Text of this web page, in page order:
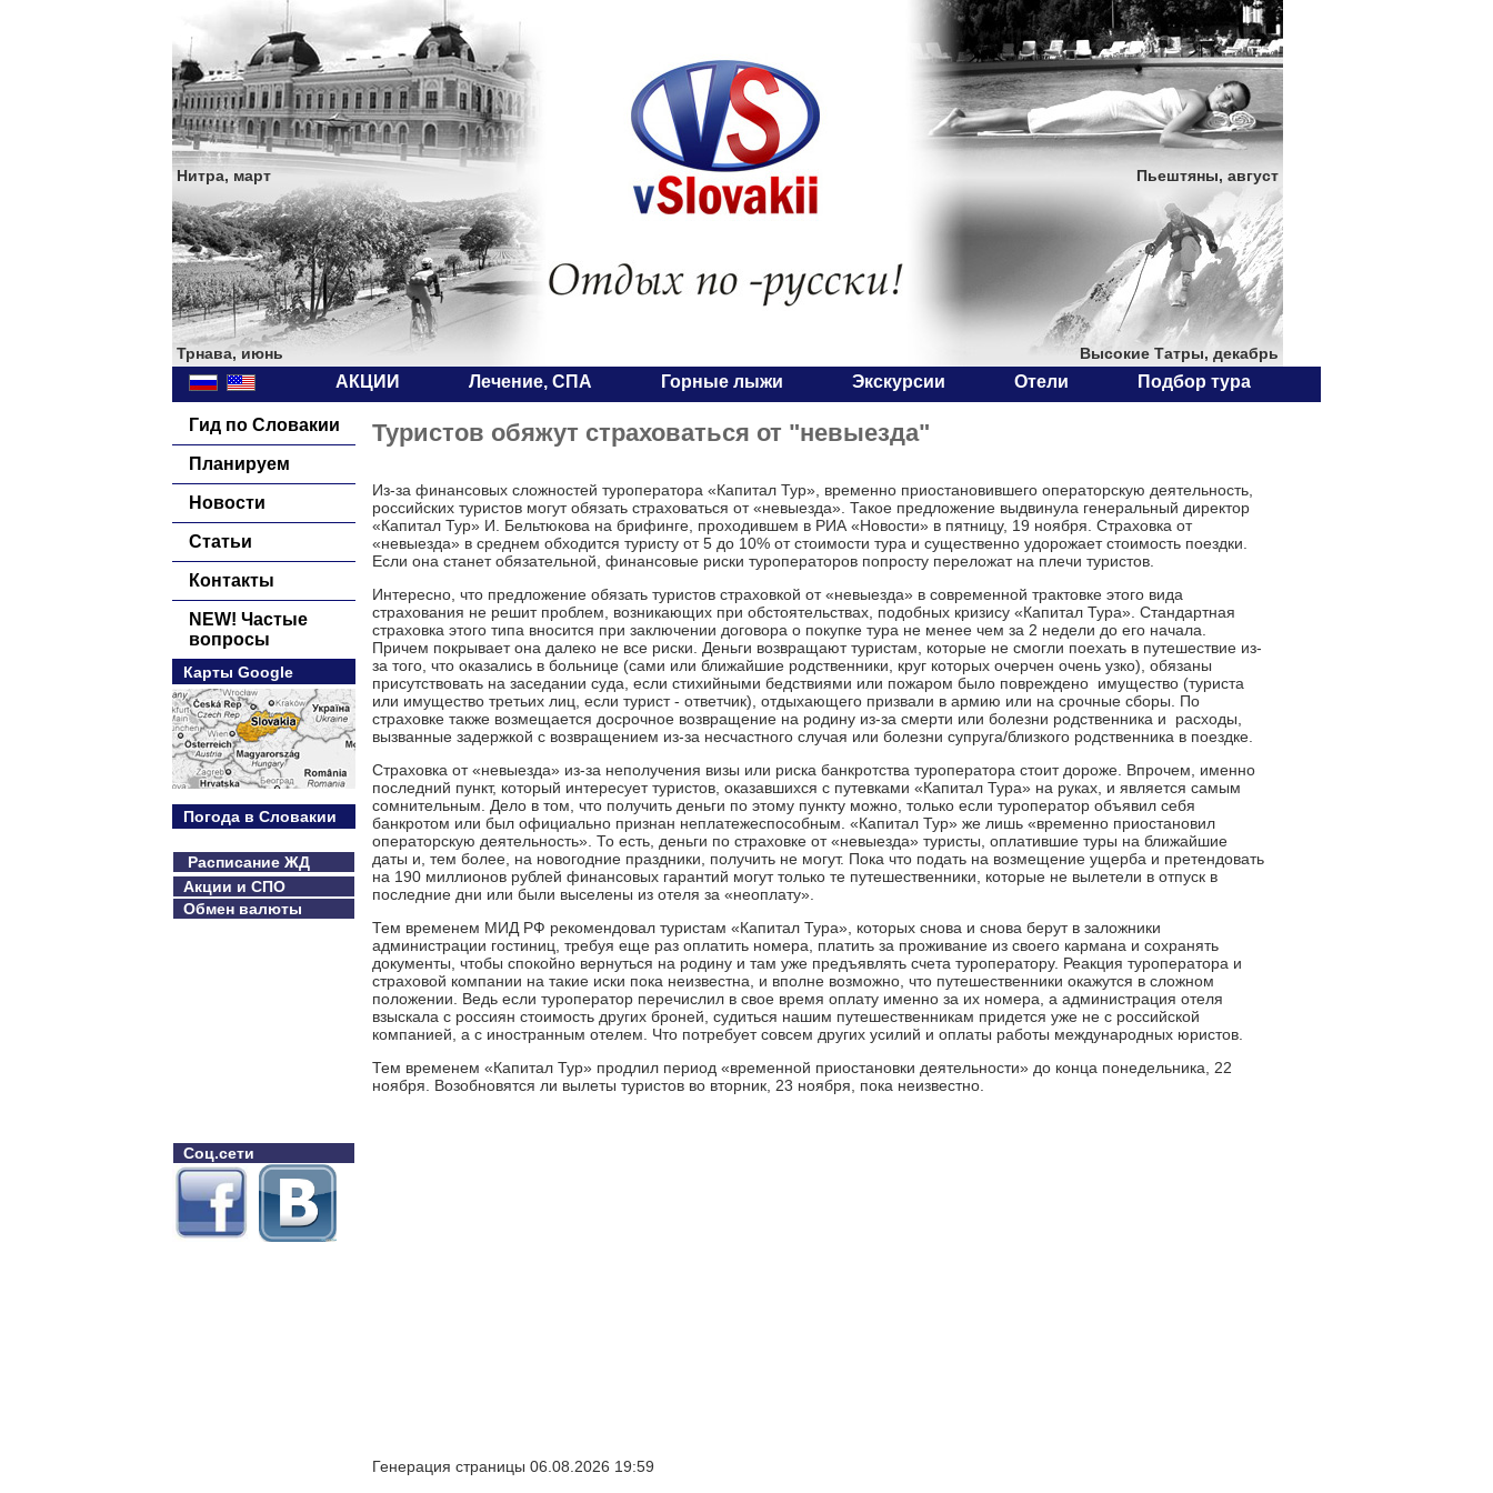
Нитра, март
Трнава, июнь
Пьештяны, август
Высокие Татры, декабрь
АКЦИИ Лечение, СПА Горные лыжи Экскурсии Отели Подбор тура
Гид по Словакии
Планируем
Новости
Статьи
Контакты
NEW! Частые
вопросы
Карты Google
Погода в Словакии
Расписание ЖД
Акции и СПО
Обмен валюты
Соц.сети
Туристов обяжут страховаться от "невыезда"
Из-за финансовых сложностей туроператора «Капитал Тур», временно приостановившего операторскую деятельность,
российских туристов могут обязать страховаться от «невыезда». Такое предложение выдвинула генеральный директор
«Капитал Тур» И. Бельтюкова на брифинге, проходившем в РИА «Новости» в пятницу, 19 ноября. Страховка от
«невыезда» в среднем обходится туристу от 5 до 10% от стоимости тура и существенно удорожает стоимость поездки.
Если она станет обязательной, финансовые риски туроператоров попросту переложат на плечи туристов.
Интересно, что предложение обязать туристов страховкой от «невыезда» в современной трактовке этого вида
страхования не решит проблем, возникающих при обстоятельствах, подобных кризису «Капитал Тура». Стандартная
страховка этого типа вносится при заключении договора о покупке тура не менее чем за 2 недели до его начала.
Причем покрывает она далеко не все риски. Деньги возвращают туристам, которые не смогли поехать в путешествие из-
за того, что оказались в больнице (сами или ближайшие родственники, круг которых очерчен очень узко), обязаны
присутствовать на заседании суда, если стихийными бедствиями или пожаром было повреждено имущество (туриста
или имущество третьих лиц, если турист - ответчик), отдыхающего призвали в армию или на срочные сборы. По
страховке также возмещается досрочное возвращение на родину из-за смерти или болезни родственника и расходы,
вызванные задержкой с возвращением из-за несчастного случая или болезни супруга/близкого родственника в поездке.
Страховка от «невыезда» из-за неполучения визы или риска банкротства туроператора стоит дороже. Впрочем, именно
последний пункт, который интересует туристов, оказавшихся с путевками «Капитал Тура» на руках, и является самым
сомнительным. Дело в том, что получить деньги по этому пункту можно, только если туроператор объявил себя
банкротом или был официально признан неплатежеспособным. «Капитал Тур» же лишь «временно приостановил
операторскую деятельность». То есть, деньги по страховке от «невыезда» туристы, оплатившие туры на ближайшие
даты и, тем более, на новогодние праздники, получить не могут. Пока что подать на возмещение ущерба и претендовать
на 190 миллионов рублей финансовых гарантий могут только те путешественники, которые не вылетели в отпуск в
последние дни или были выселены из отеля за «неоплату».
Тем временем МИД РФ рекомендовал туристам «Капитал Тура», которых снова и снова берут в заложники
администрации гостиниц, требуя еще раз оплатить номера, платить за проживание из своего кармана и сохранять
документы, чтобы спокойно вернуться на родину и там уже предъявлять счета туроператору. Реакция туроператора и
страховой компании на такие иски пока неизвестна, и вполне возможно, что путешественники окажутся в сложном
положении. Ведь если туроператор перечислил в свое время оплату именно за их номера, а администрация отеля
взыскала с россиян стоимость других броней, судиться нашим путешественникам придется уже не с российской
компанией, а с иностранным отелем. Что потребует совсем других усилий и оплаты работы международных юристов.
Тем временем «Капитал Тур» продлил период «временной приостановки деятельности» до конца понедельника, 22
ноября. Возобновятся ли вылеты туристов во вторник, 23 ноября, пока неизвестно.
Генерация страницы 06.08.2026 19:59